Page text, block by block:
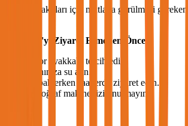
Tarih meraklıları için mutlaka görülmesi gereken
Asarkale'yi Ziyaret Etmeden Önce
Spor ayakkabı tercih edin.
Yanınıza su alın.
Sabah erken saatlerde ziyaret edin.
Fotoğraf makinenizi unutmayın.